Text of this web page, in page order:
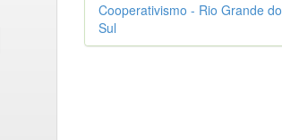
Cooperativismo - Rio Grande do
Sul